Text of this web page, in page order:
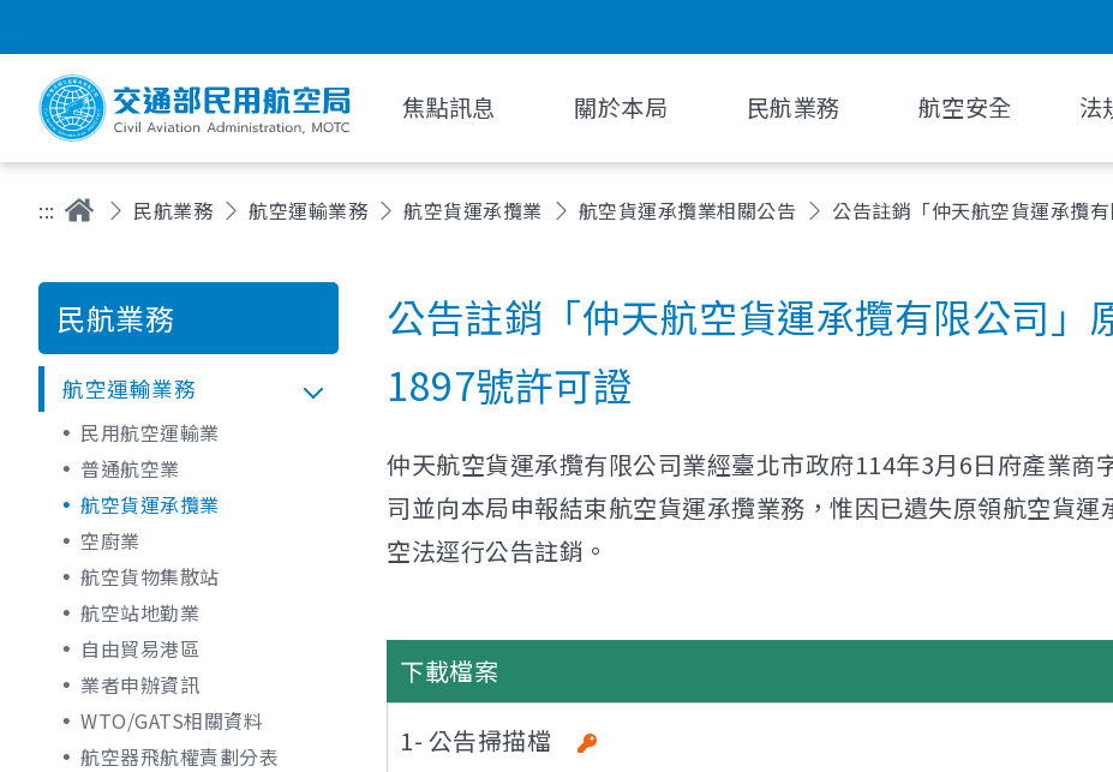
焦點訊息 關於本局 民航業務 航空安全 法
::: 民航業務 航空運輸業務 航空貨運承攬業 航空貨運承攬業相關公告 公告註銷「仲天航空貨運承攬
民航業務
航空運輸業務
民用航空運輸業
普通航空業
航空貨運承攬業
空廚業
航空貨物集散站
航空站地勤業
自由貿易港區
業者申辦資訊
WTO/GATS相關資料
航空器飛航權責劃分表
公告註銷「仲天航空貨運承攬有限公司」
1897號許可證
仲天航空貨運承攬有限公司業經臺北市政府114年3月6日府產業商
司並向本局申報結束航空貨運承攬業務，惟因已遺失原領航空貨
空法逕行公告註銷。
下載檔案
1- 公告掃描檔